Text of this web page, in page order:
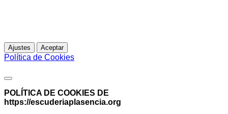
Ajustes Aceptar
Política de Cookies
POLÍTICA DE COOKIES DE
https://escuderiaplasencia.org